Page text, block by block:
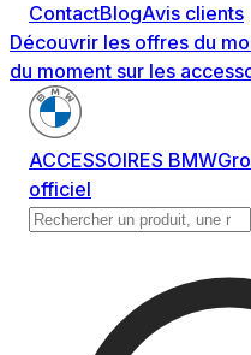
ContactBlogAvis clients
Découvrir les offres du
du moment sur les
ACCESSOIRES BMW
officiel